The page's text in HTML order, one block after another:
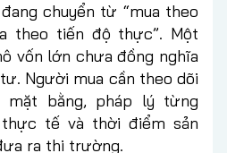
chuyển từ “mua theo
theo tiến độ thực”. Một
vốn lớn chưa đồng nghĩa
Người mua cần theo dõi
mặt bằng, pháp lý từng
tế và thời điểm sản
ra thị trường.